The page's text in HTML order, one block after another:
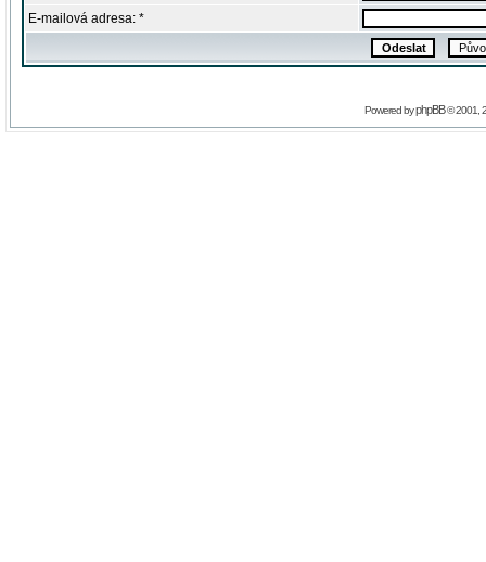
E-mailová adresa: *
Powered byphpBB© 2001,